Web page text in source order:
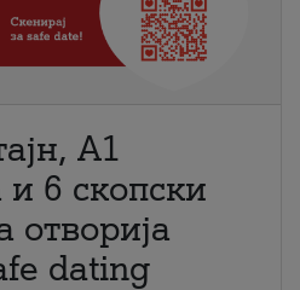
A1
6 скопски
отворија
dating